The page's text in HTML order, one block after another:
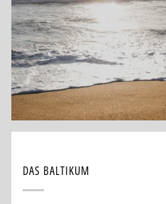
DAS BALTIKUM